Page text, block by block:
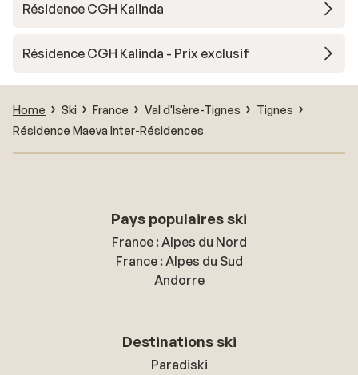
Résidence CGH Kalinda
Résidence CGH Kalinda - Prix exclusif
Home Ski France Val d'Isère-Tignes
Tignes
Résidence Maeva Inter-Résidences
Pays populaires ski
France : Alpes du Nord
France : Alpes du Sud
Andorre
Destinations ski
Paradiski